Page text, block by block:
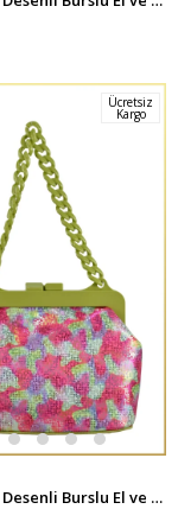
Ücretsiz
Kargo
Chin Kadın Desenli Burslu El ve Omuz Çantası - Fıstık Yeşili-Fuşya